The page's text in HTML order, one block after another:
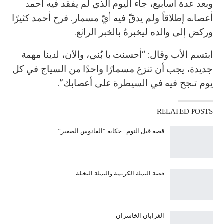
وبعد عدة أسابيع، جاء اليوم الذي لم يفقد فيه أحمد
أعصابه إطلاقاً ولم يدقّ فيه أيّ مسمار. فرح أحمد كثيرًا
وركض إلى والده ليخبرهُ بالخبر الرائع.
ابتسم الأب وقال: “أحسنت يا بُني، والآن، لدينا مهمة
جديدة، يجب أن تنزع مسمارًا واحدًا من السياج في كل
يوم تنجح فيه في السيطرة على أعصابك”.
RELATED POSTS
قصة قبل النوم.. حكاية “الفانوس الصغير”
قصة النملة الكريمة والنملة البخيلة
الغرابان الخاسران